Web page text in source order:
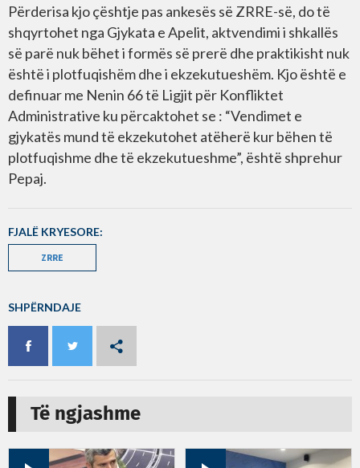
Përderisa kjo çështje pas ankesës së ZRRE-së, do të
shqyrtohet nga Gjykata e Apelit, aktvendimi i shkallës
së parë nuk bëhet i formës së prerë dhe praktikisht nuk
është i plotfuqishëm dhe i ekzekutueshëm. Kjo është e
definuar me Nenin 66 të Ligjit për Konfliktet
Administrative ku përcaktohet se : “Vendimet e
gjykatës mund të ekzekutohet atëherë kur bëhen të
plotfuqishme dhe të ekzekutueshme”, është shprehur
Pepaj.
FJALË KRYESORE:
ZRRE
SHPËRNDAJE
Të ngjashme